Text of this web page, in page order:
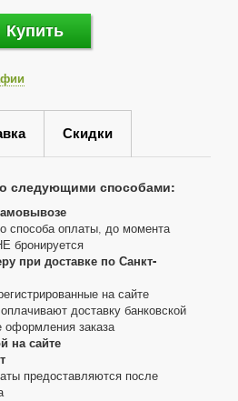
Купить
Скидки
следующими способами:
способа оплаты, до момента
бронируется
при доставке по Санкт-
на сайте
доставку банковской
оформления заказа
на сайте
предоставляются после